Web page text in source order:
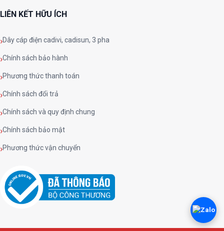
LIÊN KẾT HỮU ÍCH
Dây cáp điện cadivi, cadisun, 3 pha
Chính sách bảo hành
Phương thức thanh toán
Chính sách đổi trả
Chính sách và quy định chung
Chính sách bảo mật
Phương thức vận chuyển